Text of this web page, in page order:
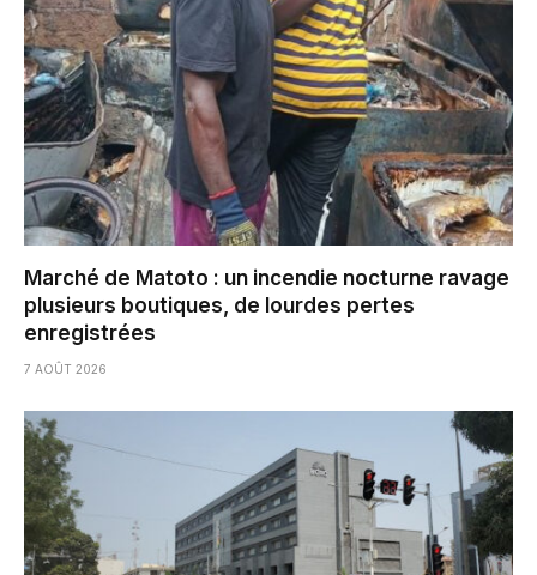
Marché de Matoto : un incendie nocturne ravage
plusieurs boutiques, de lourdes pertes
enregistrées
7 AOÛT 2026